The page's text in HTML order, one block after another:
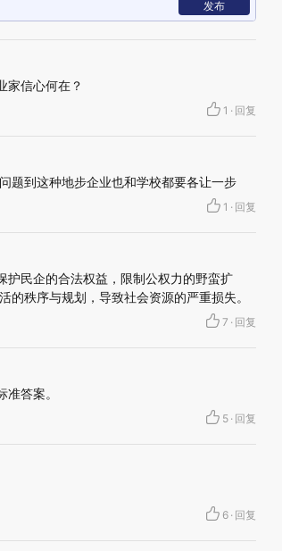
发布
家信心何在？
1 · 回复
题到这种地步企业也和学校都要各让一步
1 · 回复
护民企的合法权益，限制公权力的野蛮扩
秩序与规划，导致社会资源的严重损失。
7 · 回复
答案。
5 · 回复
6 · 回复